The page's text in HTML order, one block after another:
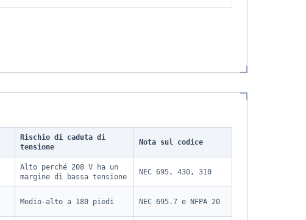
Rischio di caduta di
tensione
Nota sul codice
Alto perché 208 V ha un
margine di bassa tensione
NEC 695, 430, 310
Medio-alto a 180 piedi NEC 695.7 e NFPA 20